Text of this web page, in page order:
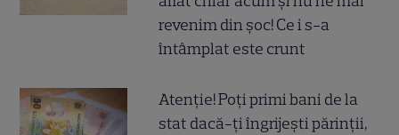
revenim din șoc! Ce i s-a
întâmplat este crunt
Atenție! Poți primi bani de la
stat dacă-ți îngrijești părinții,